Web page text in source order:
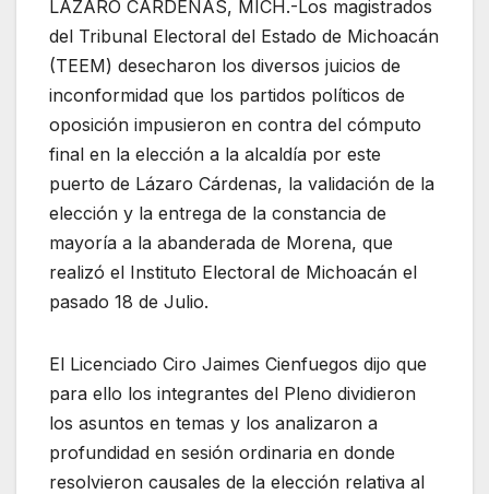
LÁZARO CÁRDENAS, MICH.-Los magistrados
del Tribunal Electoral del Estado de Michoacán
(TEEM) desecharon los diversos juicios de
inconformidad que los partidos políticos de
oposición impusieron en contra del cómputo
final en la elección a la alcaldía por este
puerto de Lázaro Cárdenas, la validación de la
elección y la entrega de la constancia de
mayoría a la abanderada de Morena, que
realizó el Instituto Electoral de Michoacán el
pasado 18 de Julio.
El Licenciado Ciro Jaimes Cienfuegos dijo que
para ello los integrantes del Pleno dividieron
los asuntos en temas y los analizaron a
profundidad en sesión ordinaria en donde
resolvieron causales de la elección relativa al